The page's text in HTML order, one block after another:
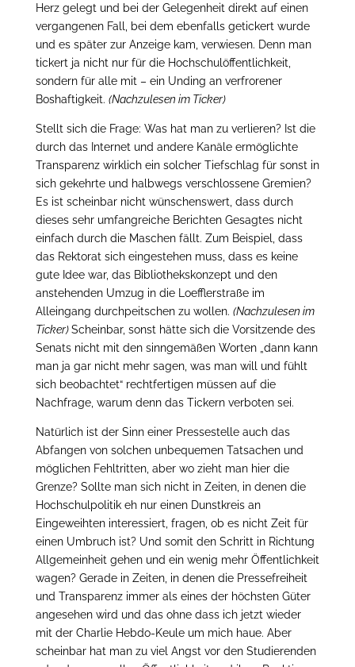
Herz gelegt und bei der Gelegenheit direkt auf einen
vergangenen Fall, bei dem ebenfalls getickert wurde
und es später zur Anzeige kam, verwiesen. Denn man
tickert ja nicht nur für die Hochschulöffentlichkeit,
sondern für alle mit – ein Unding an verfrorener
Boshaftigkeit. (Nachzulesen im Ticker)
Stellt sich die Frage: Was hat man zu verlieren? Ist die
durch das Internet und andere Kanäle ermöglichte
Transparenz wirklich ein solcher Tiefschlag für sonst in
sich gekehrte und halbwegs verschlossene Gremien?
Es ist scheinbar nicht wünschenswert, dass durch
dieses sehr umfangreiche Berichten Gesagtes nicht
einfach durch die Maschen fällt. Zum Beispiel, dass
das Rektorat sich eingestehen muss, dass es keine
gute Idee war, das Bibliothekskonzept und den
anstehenden Umzug in die Loefflerstraße im
Alleingang durchpeitschen zu wollen. (Nachzulesen im
Ticker)Scheinbar, sonst hätte sich die Vorsitzende des
Senats nicht mit den sinngemäßen Worten „dann kann
man ja gar nicht mehr sagen, was man will und fühlt
sich beobachtet“ rechtfertigen müssen auf die
Nachfrage, warum denn das Tickern verboten sei.
Natürlich ist der Sinn einer Pressestelle auch das
Abfangen von solchen unbequemen Tatsachen und
möglichen Fehltritten, aber wo zieht man hier die
Grenze? Sollte man sich nicht in Zeiten, in denen die
Hochschulpolitik eh nur einen Dunstkreis an
Eingeweihten interessiert, fragen, ob es nicht Zeit für
einen Umbruch ist? Und somit den Schritt in Richtung
Allgemeinheit gehen und ein wenig mehr Öffentlichkeit
wagen? Gerade in Zeiten, in denen die Pressefreiheit
und Transparenz immer als eines der höchsten Güter
angesehen wird und das ohne dass ich jetzt wieder
mit der Charlie Hebdo-Keule um mich haue. Aber
scheinbar hat man zu viel Angst vor den Studierenden